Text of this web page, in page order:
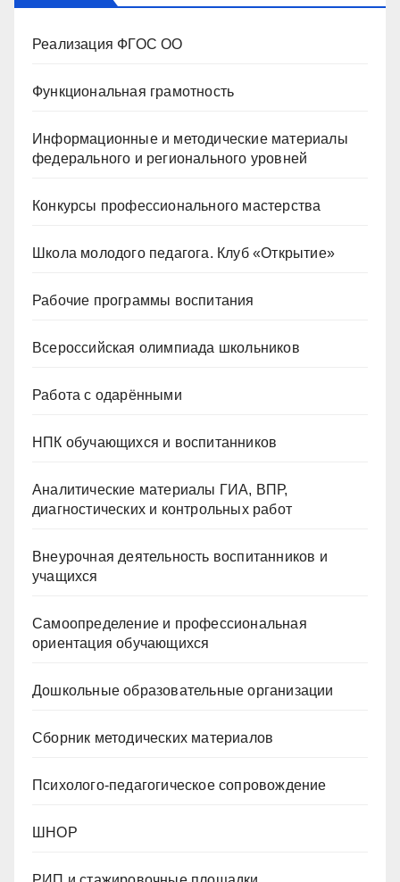
Реализация ФГОС ОО
Функциональная грамотность
Информационные и методические материалы
федерального и регионального уровней
Конкурсы профессионального мастерства
Школа молодого педагога. Клуб «Открытие»
Рабочие программы воспитания
Всероссийская олимпиада школьников
Работа с одарёнными
НПК обучающихся и воспитанников
Аналитические материалы ГИА, ВПР,
диагностических и контрольных работ
Внеурочная деятельность воспитанников и
учащихся
Самоопределение и профессиональная
ориентация обучающихся
Дошкольные образовательные организации
Сборник методических материалов
Психолого-педагогическое сопровождение
ШНОР